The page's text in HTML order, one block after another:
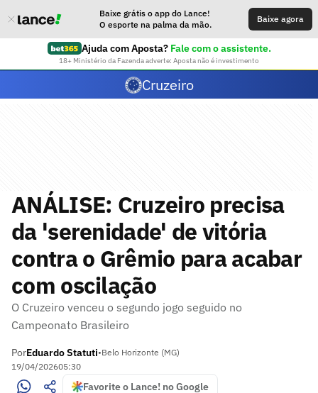
Baixe grátis o app do Lance!
O esporte na palma da mão.
Baixe agora
Ajuda com Aposta? Fale com o assistente.
18+ Ministério da Fazenda adverte: Aposta não é investimento
Cruzeiro
ANÁLISE: Cruzeiro precisa
da 'serenidade' de vitória
contra o Grêmio para acabar
com oscilação
O Cruzeiro venceu o segundo jogo seguido no
Campeonato Brasileiro
PorEduardo Statuti•Belo Horizonte (MG)
19/04/202605:30
Favorite o Lance! no Google